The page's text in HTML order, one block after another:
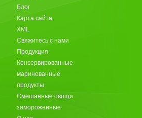
Блог
Карта сайта
XML
Свяжитесь с нами
Продукция
Консервированные
маринованные
продукты
Смешанные овощи
замороженные